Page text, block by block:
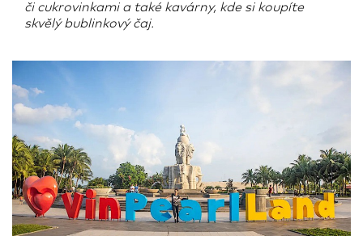
či cukrovinkami a také kavárny, kde si koupíte
skvělý bublinkový čaj.